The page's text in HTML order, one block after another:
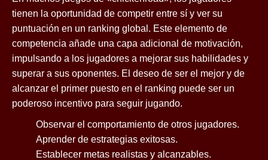
tienen la oportunidad de competir entre sí y ver su
puntuación en un ranking global. Este elemento de
competencia añade una capa adicional de motivación,
impulsando a los jugadores a mejorar sus habilidades y
superar a sus oponentes. El deseo de ser el mejor y de
alcanzar el primer puesto en el ranking puede ser un
poderoso incentivo para seguir jugando.
Observar el comportamiento de otros jugadores.
Aprender de estrategias exitosas.
Establecer metas realistas y alcanzables.